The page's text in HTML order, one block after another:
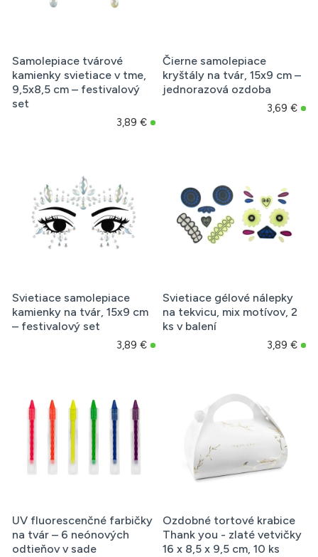
Samolepiace tvárové
kamienky svietiace v tme,
9,5x8,5 cm – festivalový
set
3,89 €
Čierne samolepiace
kryštály na tvár, 15x9 cm –
jednorazová ozdoba
3,69 €
Svietiace samolepiace
kamienky na tvár, 15x9 cm
– festivalový set
3,89 €
Svietiace gélové nálepky
na tekvicu, mix motívov, 2
ks v balení
3,89 €
UV fluorescenčné farbičky
na tvár – 6 neónových
odtieňov v sade
Ozdobné tortové krabice
Thank you - zlaté vetvičky
16 x 8,5 x 9,5 cm, 10 ks